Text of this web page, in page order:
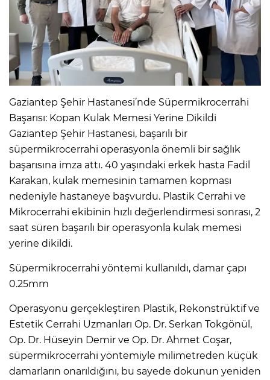
Gaziantep Şehir Hastanesi’nde Süpermikrocerrahi
Başarısı: Kopan Kulak Memesi Yerine Dikildi
Gaziantep Şehir Hastanesi, başarılı bir
süpermikrocerrahi operasyonla önemli bir sağlık
başarısına imza attı. 40 yaşındaki erkek hasta Fadil
Karakan, kulak memesinin tamamen kopması
nedeniyle hastaneye başvurdu. Plastik Cerrahi ve
Mikrocerrahi ekibinin hızlı değerlendirmesi sonrası, 2
saat süren başarılı bir operasyonla kulak memesi
yerine dikildi.
Süpermikrocerrahi yöntemi kullanıldı, damar çapı
0.25mm
Operasyonu gerçekleştiren Plastik, Rekonstrüktif ve
Estetik Cerrahi Uzmanları Op. Dr. Serkan Tokgönül,
Op. Dr. Hüseyin Demir ve Op. Dr. Ahmet Coşar,
süpermikrocerrahi yöntemiyle milimetreden küçük
damarların onarıldığını, bu sayede dokunun yeniden